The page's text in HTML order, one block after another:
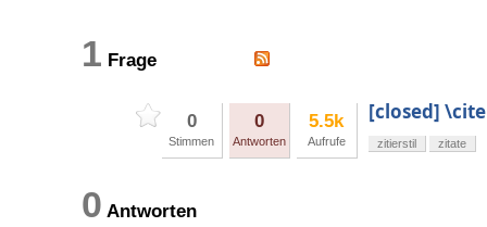
1 Frage
0
Stimmen
0
Antworten
5.5k
Aufrufe
[closed]
zitierstil zitate
0 Antworten